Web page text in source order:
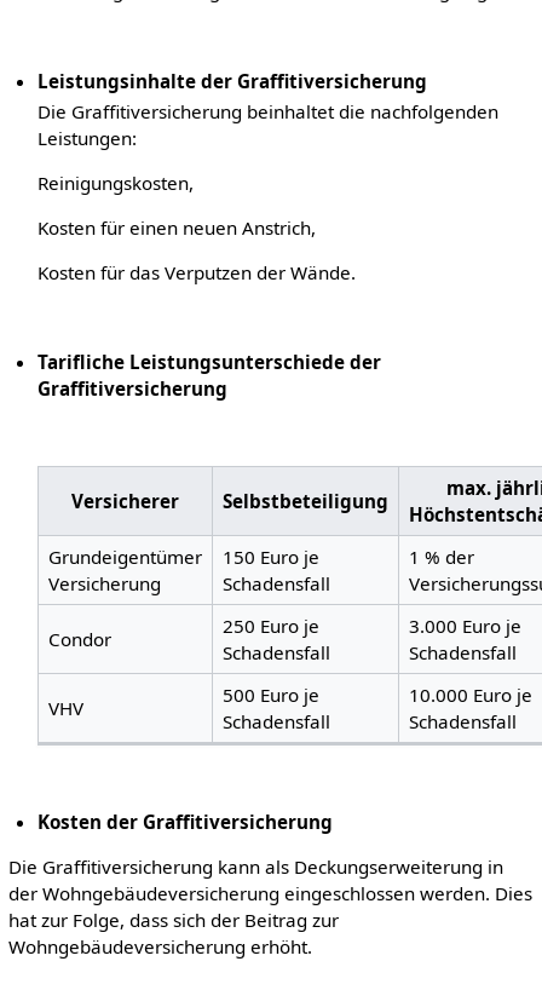
Leistungsinhalte der Graffitiversicherung
Die Graffitiversicherung beinhaltet die nachfolgenden
Leistungen:
Reinigungskosten,
Kosten für einen neuen Anstrich,
Kosten für das Verputzen der Wände.
Tarifliche Leistungsunterschiede der
Graffitiversicherung
Versicherer Selbstbeteiligung
max.
Grundeigentümer
Versicherung
150 Euro je
Schadensfall
1 % der
Condor
250 Euro je
Schadensfall
3.000 Euro je
Schadensfall
VHV
500 Euro je
Schadensfall
10.000 Euro je
Schadensfall
Kosten der Graffitiversicherung
Die Graffitiversicherung kann als Deckungserweiterung in
der Wohngebäudeversicherung eingeschlossen werden. Dies
hat zur Folge, dass sich der Beitrag zur
Wohngebäudeversicherung erhöht.